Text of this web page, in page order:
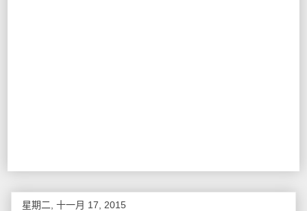
星期二, 十一月 17, 2015